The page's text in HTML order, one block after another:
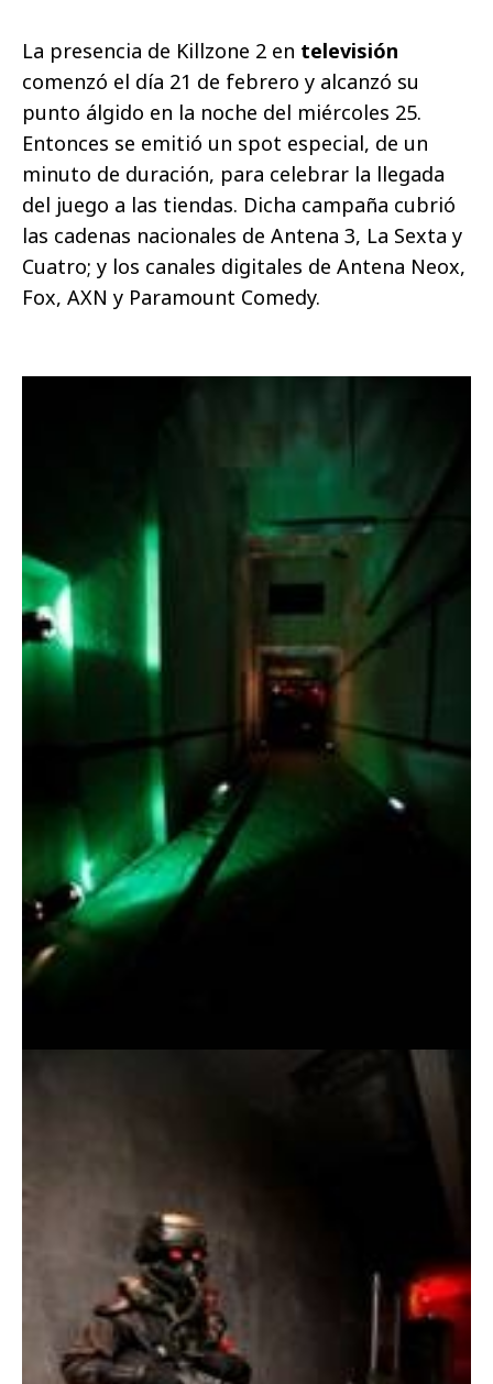
La presencia de Killzone 2 en televisión
comenzó el día 21 de febrero y alcanzó su
punto álgido en la noche del miércoles 25.
Entonces se emitió un spot especial, de un
minuto de duración, para celebrar la llegada
del juego a las tiendas. Dicha campaña cubrió
las cadenas nacionales de Antena 3, La Sexta y
Cuatro; y los canales digitales de Antena Neox,
Fox, AXN y Paramount Comedy.